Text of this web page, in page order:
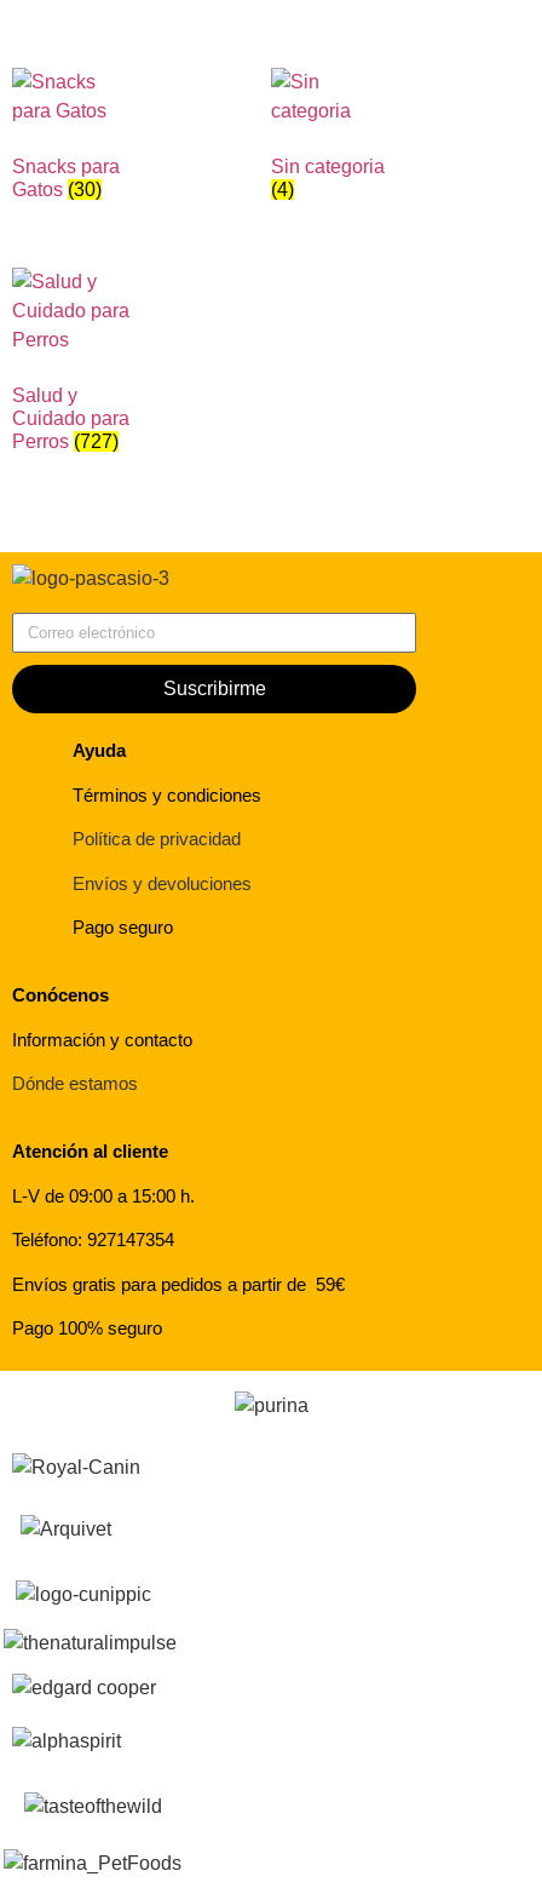
Snacks para
Gatos (30)
Sin categoria
(4)
Salud y
Cuidado para
Perros (727)
Suscribirme
Ayuda
Términos y condiciones
Política de privacidad
Envíos y devoluciones
Pago seguro
Conócenos
Información y contacto
Dónde estamos
Atención al cliente
L-V de 09:00 a 15:00 h.
Teléfono: 927147354
Envíos gratis para pedidos a partir de 59€
Pago 100% seguro